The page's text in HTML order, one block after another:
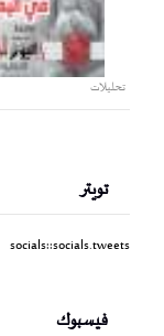
تحليلات
تويتر
socials::socials.tweets
فيسبوك